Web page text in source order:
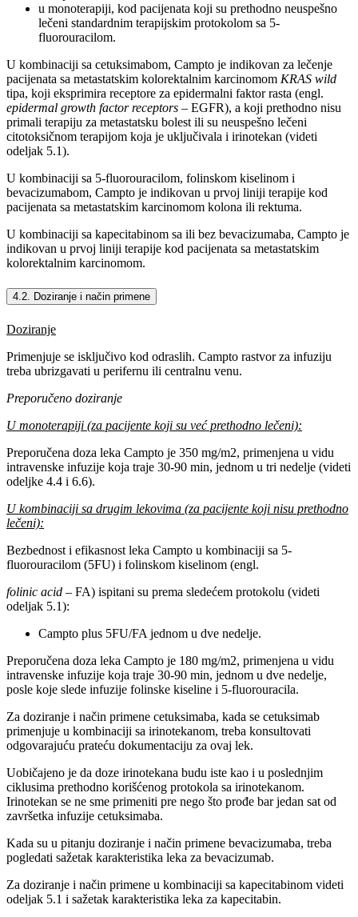
u monoterapiji, kod pacijenata koji su prethodno neuspešno
lečeni standardnim terapijskim protokolom sa 5-
fluorouracilom.
U kombinaciji sa cetuksimabom, Campto je indikovan za lečenje
pacijenata sa metastatskim kolorektalnim karcinomom KRAS wild
tipa, koji eksprimira receptore za epidermalni faktor rasta (engl.
epidermal growth factor receptors – EGFR), a koji prethodno nisu
primali terapiju za metastatsku bolest ili su neuspešno lečeni
citotoksičnom terapijom koja je uključivala i irinotekan (videti
odeljak 5.1).
U kombinaciji sa 5-fluorouracilom, folinskom kiselinom i
bevacizumabom, Campto je indikovan u prvoj liniji terapije kod
pacijenata sa metastatskim karcinomom kolona ili rektuma.
U kombinaciji sa kapecitabinom sa ili bez bevacizumaba, Campto je
indikovan u prvoj liniji terapije kod pacijenata sa metastatskim
kolorektalnim karcinomom.
4.2. Doziranje i način primene
Doziranje
Primenjuje se isključivo kod odraslih. Campto rastvor za infuziju
treba ubrizgavati u perifernu ili centralnu venu.
Preporučeno doziranje
U monoterapiji (za pacijente koji su već prethodno lečeni):
Preporučena doza leka Campto je 350 mg/m2, primenjena u vidu
intravenske infuzije koja traje 30-90 min, jednom u tri nedelje (videti
odeljke 4.4 i 6.6).
U kombinaciji sa drugim lekovima (za pacijente koji nisu prethodno
lečeni):
Bezbednost i efikasnost leka Campto u kombinaciji sa 5-
fluorouracilom (5FU) i folinskom kiselinom (engl.
folinic acid – FA) ispitani su prema sledećem protokolu (videti
odeljak 5.1):
Campto plus 5FU/FA jednom u dve nedelje.
Preporučena doza leka Campto je 180 mg/m2, primenjena u vidu
intravenske infuzije koja traje 30-90 min, jednom u dve nedelje,
posle koje slede infuzije folinske kiseline i 5-fluorouracila.
Za doziranje i način primene cetuksimaba, kada se cetuksimab
primenjuje u kombinaciji sa irinotekanom, treba konsultovati
odgovarajuću prateću dokumentaciju za ovaj lek.
Uobičajeno je da doze irinotekana budu iste kao i u poslednjim
ciklusima prethodno korišćenog protokola sa irinotekanom.
Irinotekan se ne sme primeniti pre nego što prođe bar jedan sat od
završetka infuzije cetuksimaba.
Kada su u pitanju doziranje i način primene bevacizumaba, treba
pogledati sažetak karakteristika leka za bevacizumab.
Za doziranje i način primene u kombinaciji sa kapecitabinom videti
odeljak 5.1 i sažetak karakteristika leka za kapecitabin.